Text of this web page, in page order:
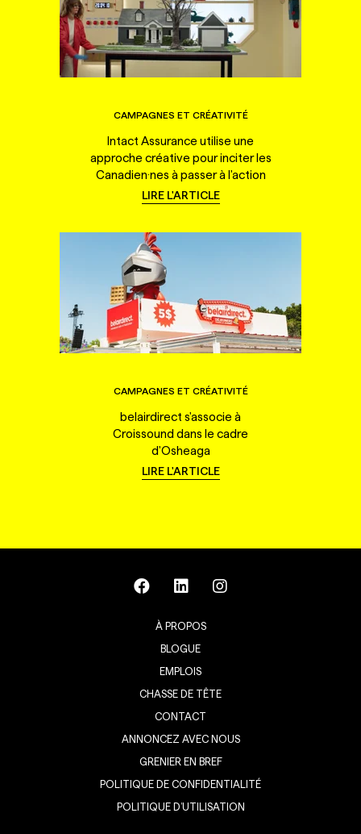
CAMPAGNES ET CRÉATIVITÉ
Intact Assurance utilise une
approche créative pour inciter les
Canadien·nes à passer à l'action
LIRE L'ARTICLE
CAMPAGNES ET CRÉATIVITÉ
belairdirect s'associe à
Croissound dans le cadre
d'Osheaga
LIRE L'ARTICLE
À PROPOS
BLOGUE
EMPLOIS
CHASSE DE TÊTE
CONTACT
ANNONCEZ AVEC NOUS
GRENIER EN BREF
POLITIQUE DE CONFIDENTIALITÉ
POLITIQUE D’UTILISATION